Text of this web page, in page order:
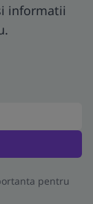
informatii
pentru